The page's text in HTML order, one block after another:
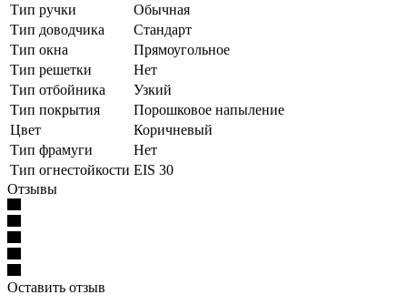
Тип ручки
Обычная
Тип доводчика
Стандарт
Тип окна
Прямоугольное
Тип решетки
Нет
Тип отбойника
Узкий
Тип покрытия
Порошковое напыление
Цвет
Коричневый
Тип фрамуги
Нет
Тип огнестойкости EIS 30
Отзывы
Оставить отзыв